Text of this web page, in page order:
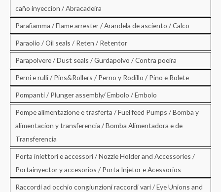
caño inyeccion / Abracadeira
Parafiamma / Flame arrester / Arandela de asciento / Calco
Paraolio / Oil seals / Reten / Retentor
Parapolvere / Dust seals / Gurdapolvo / Contra poeira
Perni e rulli / Pins&Rollers / Perno y Rodillo / Pino e Rolete
Pompanti / Plunger assembly/ Embolo / Embolo
Pompe alimentazione e trasferta / Fuel feed Pumps / Bomba y
alimentacion y transferencia / Bomba Alimentadora e de
Transferencia
Porta iniettori e accessori / Nozzle Holder and Accessories /
Portainyector y accesorios / Porta Injetor e Acessorios
Raccordi ad occhio congiunzioni raccordi vari / Eye Unions and